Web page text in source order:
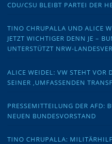
CDU/CSU BLEIBT PARTEI DER
TINO CHRUPALLA UND ALICE
JETZT WICHTIGER DENN JE –
UNTERSTÜTZT NRW-
ALICE WEIDEL: VW STEHT VOR
SEINER ‚UMFASSENDEN
PRESSEMITTEILUNG DER AFD:
NEUEN BUNDESVORSTAND
TINO CHRUPALLA: